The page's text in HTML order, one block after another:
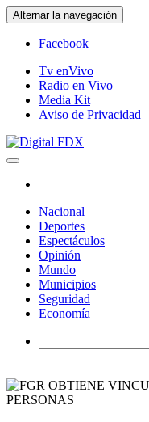
Saltar
al
contenido
Alternar la navegación
Facebook
Tv enVivo
Radio en Vivo
Media Kit
Aviso de Privacidad
Nacional
Deportes
Espectáculos
Opinión
Mundo
Municipios
Seguridad
Economía